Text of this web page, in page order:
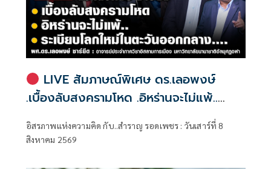
LIVE สัมภาษณ์พิเศษ ดร.เลอพงษ์
.เบื้องลับสงครามโหด .อิหร่านจะไม่แพ้..
อิสรภาพแห่งความคิด กับ..สำราญ รอด
อิสรภาพแห่งความคิด กับ..สำราญ รอดเพชร : วันเสาร์ที่ 8
สิงหาคม 2569